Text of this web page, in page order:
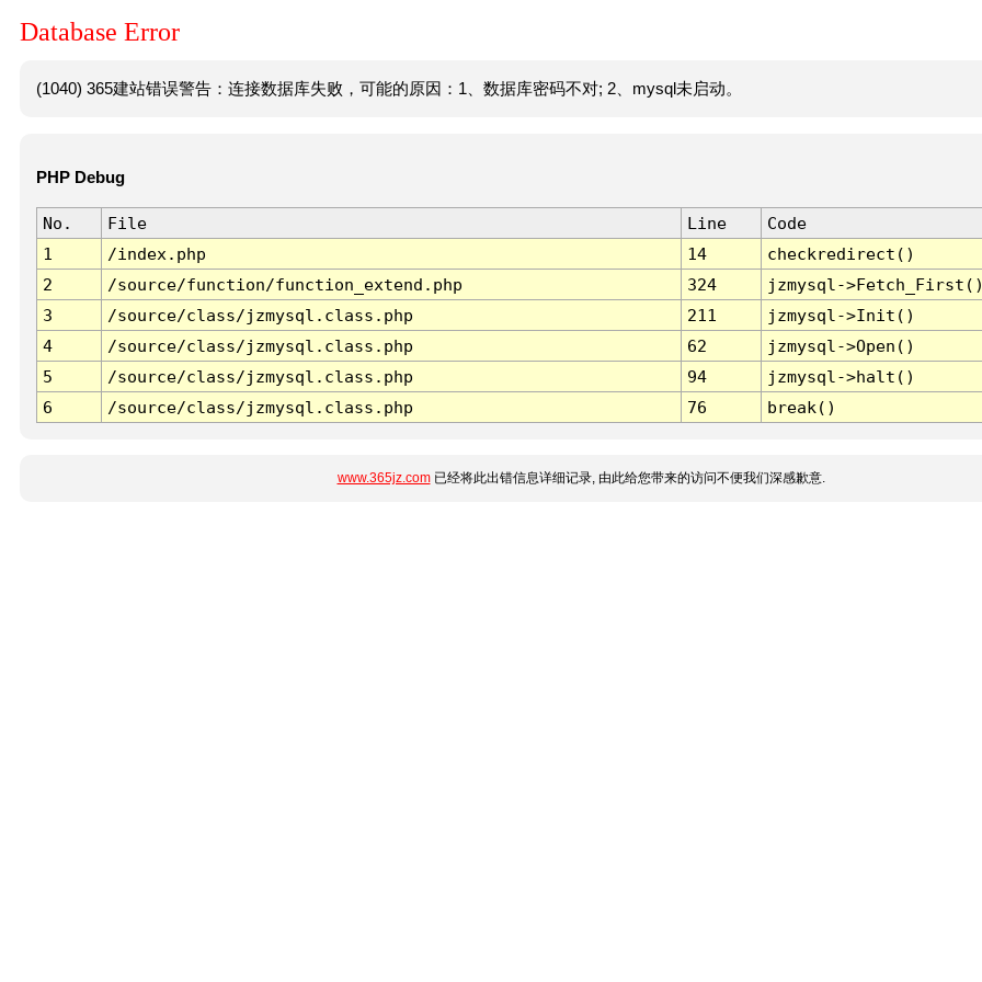
Database Error
(1040) 365建站错误警告：连接数据库失败，可能的原因：1、数据库密码不对; 2、mysql未启动。
PHP Debug
No. File Line
Code
1
/index.php 14
checkredirect()
2
/source/function/function_extend.php 324
jzmysql-
3
/source/class/jzmysql.class.php 211
jzmysql->Init()
4
/source/class/jzmysql.class.php 62
jzmysql->Open()
5
/source/class/jzmysql.class.php 94
jzmysql->halt()
6
/source/class/jzmysql.class.php 76 break()
www.365jz.com已经将此出错信息详细记录, 由此给您带来的访问不便我们深感歉意.